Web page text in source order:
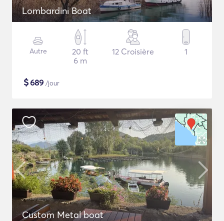
Lombardini Boat
Autre
20 ft
6 m
12 Croisière 1
$689 /jour
Custom Metal boat